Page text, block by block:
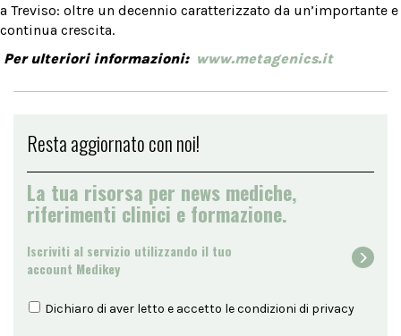
a Treviso: oltre un decennio caratterizzato da un’importante e
continua crescita.
Per ulteriori informazioni: www.metagenics.it
Resta aggiornato con noi!
La tua risorsa per news mediche,
riferimenti clinici e formazione.
Iscriviti al servizio utilizzando il tuo
account Medikey
Dichiaro di aver letto e accetto le condizioni di privacy